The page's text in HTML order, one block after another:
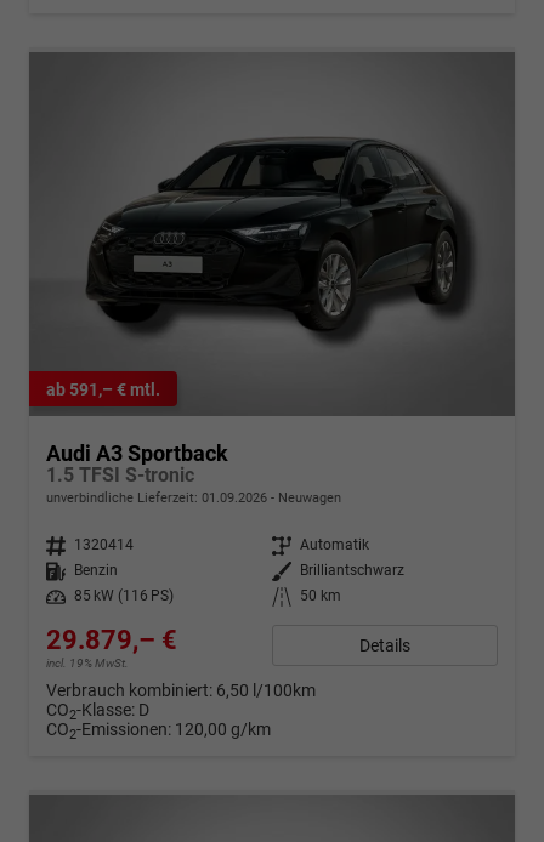
ab 591,– € mtl.
Audi A3 Sportback
1.5 TFSI S-tronic
unverbindliche Lieferzeit: 01.09.2026 Neuwagen
Fahrzeugnr. 1320414 Getriebe Automatik
Kraftstoff
Benzin Außenfarbe
Brilliantschwarz
Leistung
85 kW (116 PS) Kilometerstand 50 km
29.879,– €
incl. 19% MwSt.
Details
Verbrauch kombiniert: 6,50 l/100km
CO2-Klasse: D
CO2-Emissionen: 120,00 g/km